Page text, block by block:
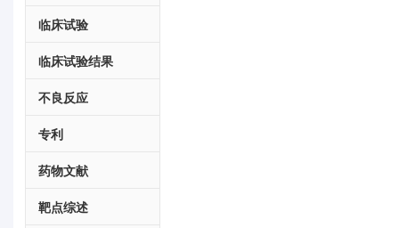
临床试验
临床试验结果
不良反应
专利
药物文献
靶点综述